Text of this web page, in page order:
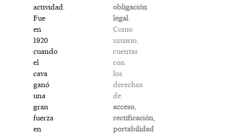
actividad.
Fue
en
1920
cuando
el
cava
ganó
una
gran
fuerza
en
obligación
legal.
Como
usuario,
cuentas
con
los
derechos
de
acceso,
rectificación,
portabilidad